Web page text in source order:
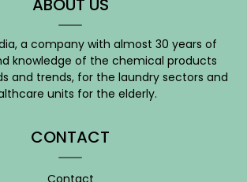
ABOUT US
a company with almost 30 years of
knowledge of the chemical products
and trends, for the laundry sectors and
units for the elderly.
CONTACT